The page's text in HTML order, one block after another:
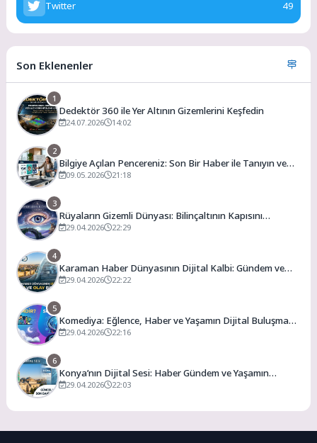
Twitter 49
Son Eklenenler
1
Dedektör 360 ile Yer Altının Gizemlerini Keşfedin
24.07.2026 14:02
2
Bilgiye Açılan Pencereniz: Son Bir Haber ile Tanıyın ve
Keşfedin
09.05.2026 21:18
3
Rüyaların Gizemli Dünyası: Bilinçaltının Kapısını
Aralamak
29.04.2026 22:29
4
Karaman Haber Dünyasının Dijital Kalbi: Gündem ve
Olay
29.04.2026 22:22
5
Komediya: Eğlence, Haber ve Yaşamın Dijital Buluşma
Noktası
29.04.2026 22:16
6
Konya’nın Dijital Sesi: Haber Gündem ve Yaşamın
Merkezi
29.04.2026 22:03